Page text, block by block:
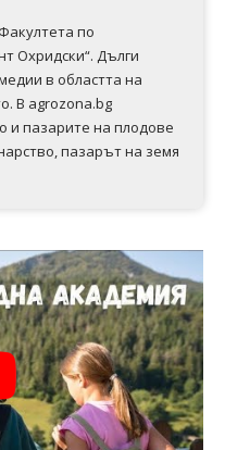
по
Охридски“. Дълги
в областта на
В agrozona.bg
и пазарите на плодове
пазарът на земя